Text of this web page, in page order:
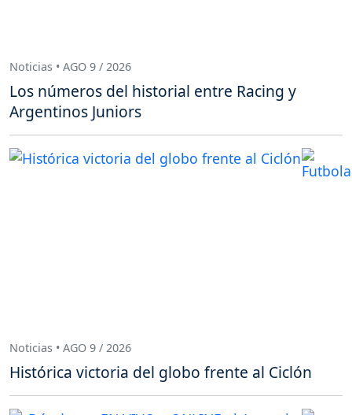
Noticias • AGO 9 / 2026
Los números del historial entre Racing y
Argentinos Juniors
Noticias • AGO 9 / 2026
Histórica victoria del globo frente al Ciclón